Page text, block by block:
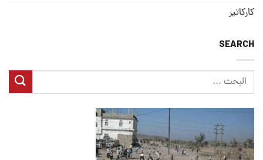
كاركاتير
SEARCH